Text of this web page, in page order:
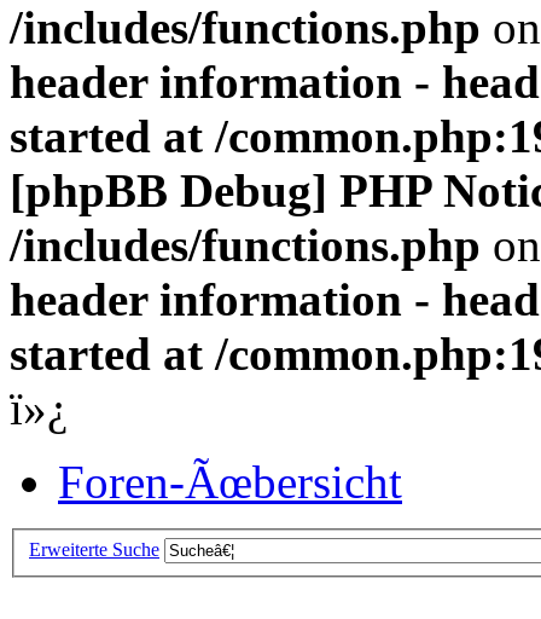
/includes/functions.php
header information -
started at /
[phpBB Debug] PHP
/includes/functions.php
header information -
started at /
ï»¿
Foren-Ãœbersicht
Erweiterte Suche